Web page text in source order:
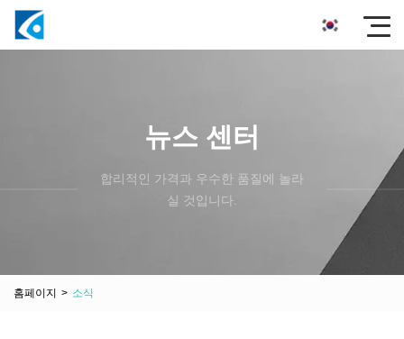
뉴스 센터
합리적인 가격과 우수한 품질에 놀라
실 것입니다.
홈페이지 > 소식